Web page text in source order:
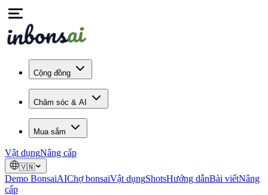
Cộng đồng
Chăm sóc & AI
Mua sắm
Vật dụngNâng cấp
🇻🇳
Demo BonsaiAIChợ bonsaiVật dụngShotsHướng dẫnBài viếtNâng
cấp